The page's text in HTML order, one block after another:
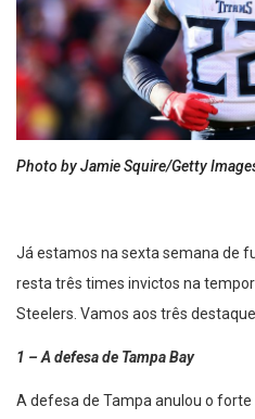
Photo by Jamie Squire/Getty
Já estamos na sexta semana de
resta três times invictos na
Steelers. Vamos aos três
1 – A defesa de Tampa Bay
A defesa de Tampa anulou o